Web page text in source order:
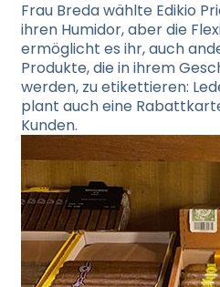
Frau Breda wählte Edikio
ihren Humidor, aber die
ermöglicht es ihr, auch
Produkte, die in ihrem
werden, zu etikettieren:
plant auch eine
Kunden.